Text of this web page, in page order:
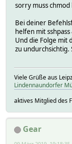
sorry muss chmod
Bei deiner
helfen mit
Und die Folge mit
zu undurchsichtig.
Viele Grüße aus
Lindennaundorfer
aktives Mitglied des
Gear